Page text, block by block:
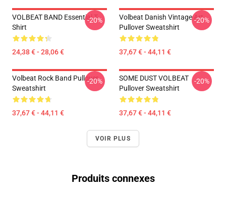
VOLBEAT BAND Essential T-
Shirt
24,38 € - 28,06 €
-20%
Volbeat Danish Vintage Art
Pullover Sweatshirt
37,67 € - 44,11 €
-20%
Volbeat Rock Band Pullover
Sweatshirt
37,67 € - 44,11 €
-20%
SOME DUST VOLBEAT
Pullover Sweatshirt
37,67 € - 44,11 €
-20%
VOIR PLUS
Produits connexes